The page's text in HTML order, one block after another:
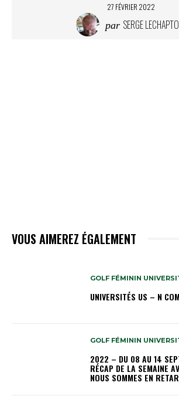
27 FÉVRIER 2022
par SERGE
VOUS AIMEREZ ÉGALEMENT
GOLF FÉMININ
UNIVERSITÉS US – N
GOLF FÉMININ
2022 – DU 08 AU 14
RÉCAP DE LA SEMAINE
NOUS SOMMES EN